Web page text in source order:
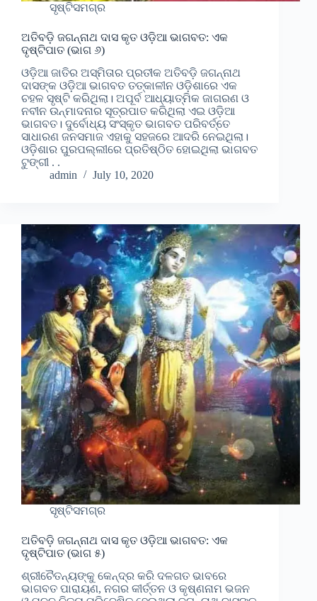
ସୃଷ୍ଟିସମଗ୍ର
ଅତିବଡ଼ି ଜଗନ୍ନାଥ ଦାସ କୃତ ଓଡ଼ିଆ ଭାଗବତ: ଏକ
ଦୃଷ୍ଟିପାତ (ଭାଗ ୬)
ଓଡ଼ିଆ ଜାତିର ଅସ୍ମିତାର ପ୍ରତୀକ ଅତିବଡ଼ି ଜଗନ୍ନାଥ
ଦାସଙ୍କ ଓଡ଼ିଆ ଭାଗବତ ତତ୍କାଳୀନ ଓଡ଼ିଶାରେ ଏକ
ଚହଳ ସୃଷ୍ଟି କରିଥିଲା। ଅପୂର୍ବ ଆଧ୍ୟାତ୍ମିକ ଜାଗରଣ ଓ
ନବୀନ ଉନ୍ମାଦନାର ସୂତ୍ରପାତ କରିଥିଲା ଏଇ ଓଡ଼ିଆ
ଭାଗବତ। ଦୁର୍ବୋଧ୍ୟ ସଂସ୍କୃତ ଭାଗବତ ପରିବର୍ତ୍ତେ
ସାଧାରଣ ଜନସମାଜ ଏହାକୁ ସହଜରେ ଆଦରି ନେଇଥିଲା।
ଓଡ଼ିଶାର ପୁରପଲ୍ଲୀରେ ପ୍ରତିଷ୍ଠିତ ହୋଇଥିଲା ଭାଗବତ
ଟୁଙ୍ଗୀ . .
admin
July 10, 2020
ସୃଷ୍ଟିସମଗ୍ର
ଅତିବଡ଼ି ଜଗନ୍ନାଥ ଦାସ କୃତ ଓଡ଼ିଆ ଭାଗବତ: ଏକ
ଦୃଷ୍ଟିପାତ (ଭାଗ ୫)
ଶ୍ରୀଚୈତନ୍ୟଙ୍କୁ କେନ୍ଦ୍ର କରି ଦଳଗତ ଭାବରେ
ଭାଗବତ ପାରାୟଣ, ନଗର କୀର୍ତ୍ତନ ଓ କୃଷ୍ଣନାମ ଭଜନ